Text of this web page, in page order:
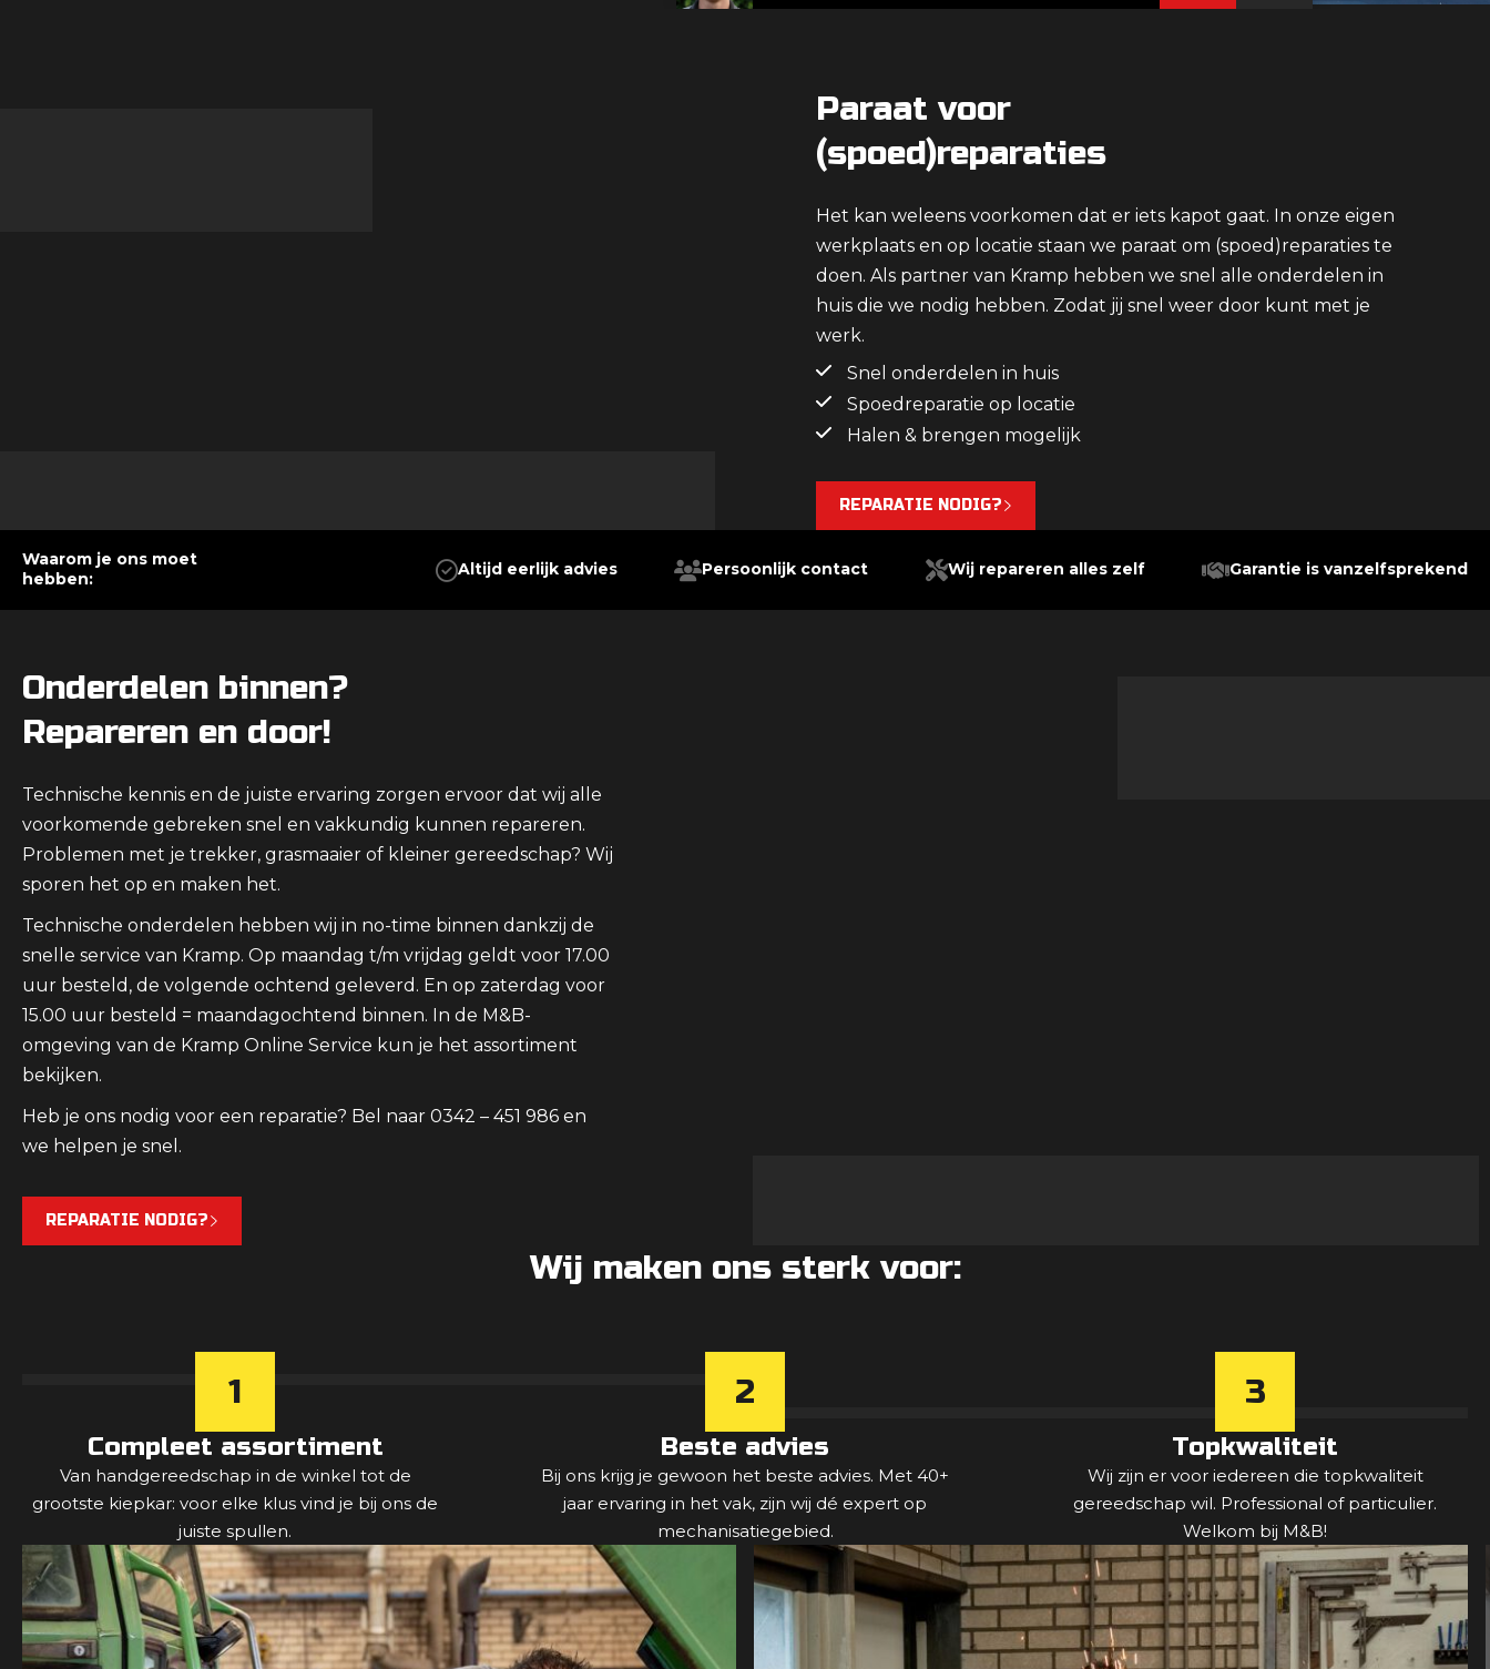
Paraat voor
(spoed)reparaties
Het kan weleens voorkomen dat er iets kapot gaat. In onze eigen
werkplaats en op locatie staan we paraat om (spoed)reparaties te
doen. Als partner van Kramp hebben we snel alle onderdelen in
huis die we nodig hebben. Zodat jij snel weer door kunt met je
werk.
Snel onderdelen in huis
Spoedreparatie op locatie
Halen & brengen mogelijk
REPARATIE NODIG?
Waarom je ons moet
hebben:
Altijd eerlijk advies Persoonlijk contact Wij repareren alles zelf Garantie is vanzelfsprekend
Onderdelen binnen?
Repareren en door!
Technische kennis en de juiste ervaring zorgen ervoor dat wij alle
voorkomende gebreken snel en vakkundig kunnen repareren.
Problemen met je trekker, grasmaaier of kleiner gereedschap? Wij
sporen het op en maken het.
Technische onderdelen hebben wij in no-time binnen dankzij de
snelle service van Kramp. Op maandag t/m vrijdag geldt voor 17.00
uur besteld, de volgende ochtend geleverd. En op zaterdag voor
15.00 uur besteld = maandagochtend binnen. In de M&B-
omgeving van de Kramp Online Service kun je het assortiment
bekijken.
Heb je ons nodig voor een reparatie? Bel naar 0342 – 451 986 en
we helpen je snel.
REPARATIE NODIG?
Wij maken ons sterk voor:
1
Compleet assortiment
Van handgereedschap in de winkel tot de
grootste kiepkar: voor elke klus vind je bij ons de
juiste spullen.
2
Beste advies
Bij ons krijg je gewoon het beste advies. Met 40+
jaar ervaring in het vak, zijn wij dé expert op
mechanisatiegebied.
3
Topkwaliteit
Wij zijn er voor iedereen die topkwaliteit
gereedschap wil. Professional of particulier.
Welkom bij M&B!